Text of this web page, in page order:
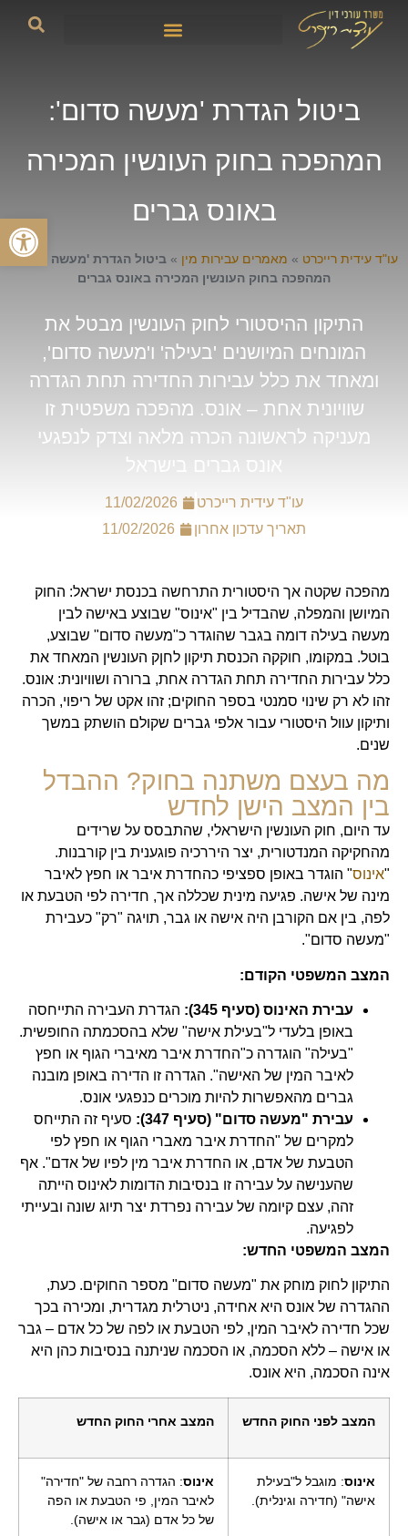
ביטול הגדרת 'מעשה סדום':
המהפכה בחוק העונשין המכירה
באונס גברים
עו"ד עידית רייכרט » מאמרים עבירות מין » ביטול הגדרת 'מעשה סדום':
המהפכה בחוק העונשין המכירה באונס גברים
התיקון ההיסטורי לחוק העונשין מבטל את
המונחים המיושנים 'בעילה' ו'מעשה סדום',
ומאחד את כלל עבירות החדירה תחת הגדרה
שוויונית אחת – אונס. מהפכה משפטית זו
מעניקה לראשונה הכרה מלאה וצדק לנפגעי
אונס גברים בישראל
עו"ד עידית רייכרט
11/02/2026
תאריך עדכון אחרון
11/02/2026
מהפכה שקטה אך היסטורית התרחשה בכנסת ישראל: החוק
המיושן והמפלה, שהבדיל בין "אינוס" שבוצע באישה לבין
מעשה בעילה דומה בגבר שהוגדר כ"מעשה סדום" שבוצע,
בוטל. במקומו, חוקקה הכנסת תיקון לחןק העונשין המאחד את
כלל עבירות החדירה תחת הגדרה אחת, ברורה ושוויונית: אונס.
זהו לא רק שינוי סמנטי בספר החוקים; זהו אקט של ריפוי, הכרה
ותיקון עוול היסטורי עבור אלפי גברים שקולם הושתק במשך
שנים.
מה בעצם משתנה בחוק? ההבדל
בין המצב הישן לחדש
עד היום, חוק העונשין הישראלי, שהתבסס על שרידים
מהחקיקה המנדטורית, יצר היררכיה פוגענית בין קורבנות.
"אינוס" הוגדר באופן ספציפי כהחדרת איבר או חפץ לאיבר
מינה של אישה. פגיעה מינית שכללה אך, חדירה לפי הטבעת או
לפה, בין אם הקורבן היה אישה או גבר, תויגה "רק" כעבירת
"מעשה סדום".
המצב המשפטי הקודם:
עבירת האינוס (סעיף 345):
הגדרת העבירה התייחסה
באופן בלעדי ל"בעילת אישה" שלא בהסכמתה החופשית.
"בעילה" הוגדרה כ"החדרת איבר מאיברי הגוף או חפץ
לאיבר המין של האישה". הגדרה זו הדירה באופן מובנה
גברים מהאפשרות להיות מוכרים כנפגעי אונס.
עבירת "מעשה סדום" (סעיף 347):
סעיף זה התייחס
למקרים של "החדרת איבר מאברי הגוף או חפץ לפי
הטבעת של אדם, או החדרת איבר מין לפיו של אדם". אף
שהענישה על עבירה זו בנסיבות הדומות לאינוס הייתה
זהה, עצם קיומה של עבירה נפרדת יצר תיוג שונה ובעייתי
לפגיעה.
המצב המשפטי החדש:
התיקון לחוק מוחק את "מעשה סדום" מספר החוקים. כעת,
ההגדרה של אונס היא אחידה, ניטרלית מגדרית, ומכירה בכך
שכל חדירה לאיבר המין, לפי הטבעת או לפה של כל אדם – גבר
או אישה – ללא הסכמה, או הסכמה שניתנה בנסיבות כהן היא
אינה הסכמה, היא אונס.
המצב לפני החוק החדש המצב אחרי החוק החדש
אינוס: מוגבל ל"בעילת
אישה" (חדירה וגינלית).
אינוס: הגדרה רחבה של "חדירה"
לאיבר המין, פי הטבעת או הפה
של כל אדם (גבר או אישה).
פתח